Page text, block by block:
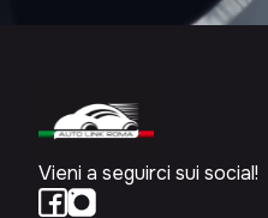
Vieni a seguirci sui social!